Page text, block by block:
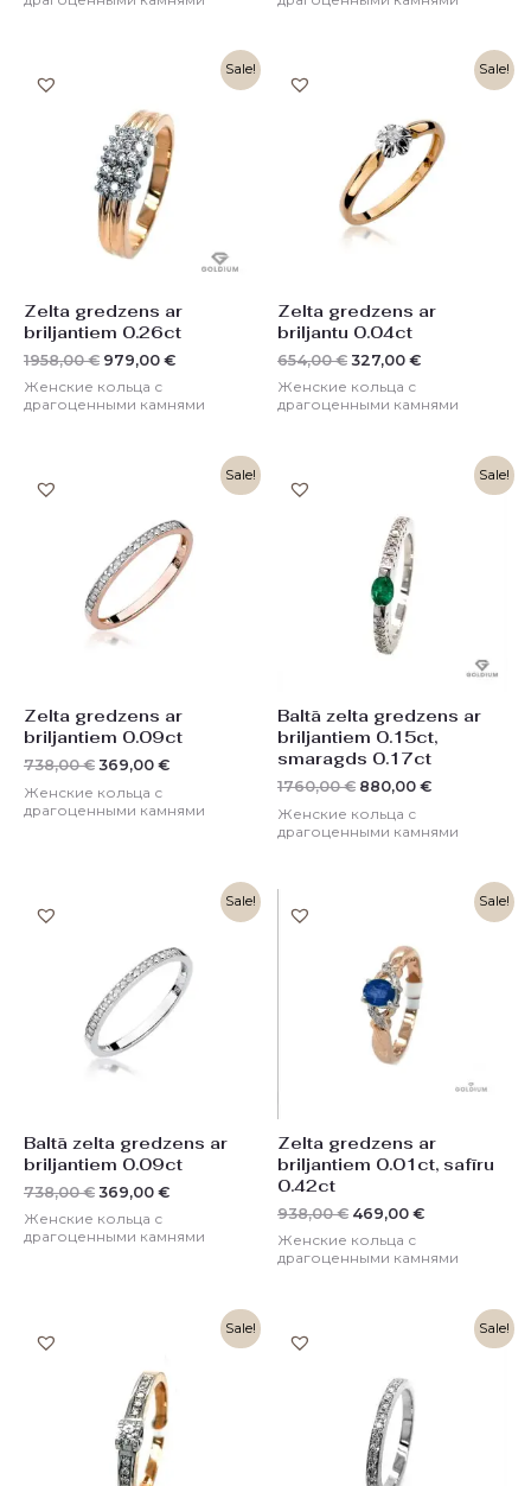
Sale!
Zelta gredzens ar
briljantiem 0.26ct
1958,00€
Первоначальная
1958,00 €.
979,00 €
Текущая
Женские кольца с
драгоценными камнями
Sale!
Zelta gredzens ar
briljantu 0.04ct
654,00€
Первоначальная
654,00 €.
327,00 €
Текущая
Женские кольца с
драгоценными камнями
Sale!
Zelta gredzens ar
briljantiem 0.09ct
738,00€
Первоначальная
738,00 €.
369,00 €
Текущая
Женские кольца с
драгоценными камнями
Sale!
Baltā zelta gredzens ar
briljantiem 0.15ct,
smaragds 0.17ct
1760,00€
Первоначальная
1760,00 €.
880,00 €
Текущая
Женские кольца с
драгоценными камнями
Sale!
Baltā zelta gredzens ar
briljantiem 0.09ct
738,00€
Первоначальная
738,00 €.
369,00 €
Текущая
Женские кольца с
драгоценными камнями
Sale!
Zelta gredzens ar
briljantiem 0.01ct, safīru
0.42ct
938,00€
Первоначальная
938,00 €.
469,00 €
Текущая
Женские кольца с
драгоценными камнями
Sale!
Первоначальная
1858,00 €.
Текущая
Sale!
Первоначальная
1272,00 €.
Текущая